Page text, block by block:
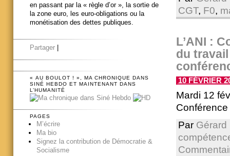
CGT, F0,
L’ANI :
du
10 FÉVRIER
Mardi 12
Par Gérard
en passant par la « règle d’or », la sortie de
la zone euro, les euro-obligations ou la
monétisation des dettes publiques.
Partager
« AU BOULOT ! », MA CHRONIQUE DANS
SINÉ HEBDO ET MAINTENANT DANS
L’HUMANITÉ
PAGES
M’écrire
Ma bio
Signez la contribution de Démocratie &
Socialisme